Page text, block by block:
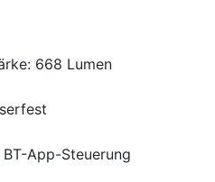
668 Lumen
App-Steuerung